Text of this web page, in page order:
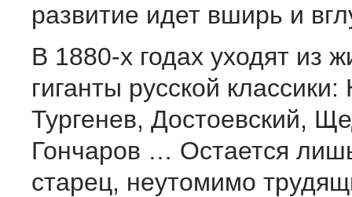
развитие идет вширь и
В 1880-х годах уходят из
гиганты русской
Тургенев, Достоевский,
Гончаров … Остается
старец, неутомимо